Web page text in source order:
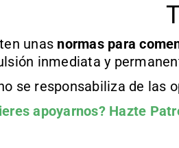
unas normas para
inmediata y
se responsabiliza de las
apoyarnos? Hazte